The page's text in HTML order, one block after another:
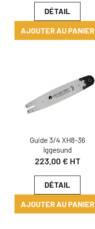
DÉTAIL
AJOUTER AU PANIER
Guide 3/4 XH8-36
Iggesund
223,00 € HT
DÉTAIL
AJOUTER AU PANIER